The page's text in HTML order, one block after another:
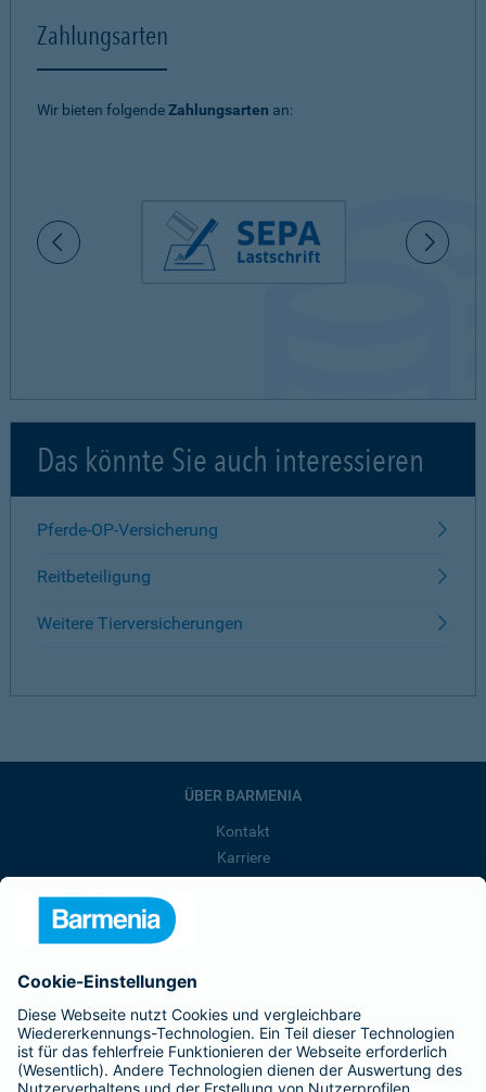
Zahlungsarten
Wir bieten folgendeZahlungsarten an:
Das könnte Sie auch interessieren
Pferde-OP-Versicherung
Reitbeteiligung
Weitere Tierversicherungen
ÜBER BARMENIA
Kontakt
Karriere
Barmenia ist Teil der BarmeniaGothaer
BELIEBTE SEITEN
Kranken-Zusatzversicherung